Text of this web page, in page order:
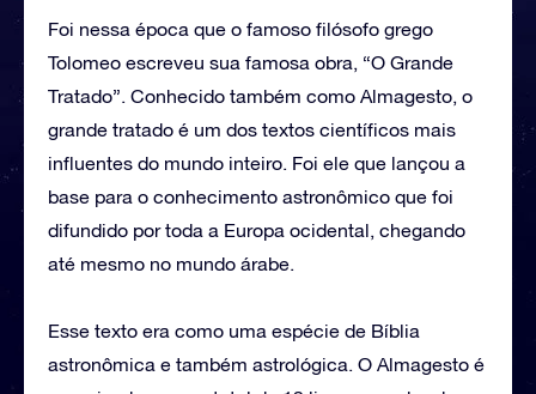
Foi nessa época que o famoso filósofo grego
Tolomeo escreveu sua famosa obra, “O Grande
Tratado”. Conhecido também como Almagesto, o
grande tratado é um dos textos científicos mais
influentes do mundo inteiro. Foi ele que lançou a
base para o conhecimento astronômico que foi
difundido por toda a Europa ocidental, chegando
até mesmo no mundo árabe.
Esse texto era como uma espécie de Bíblia
astronômica e também astrológica. O Almagesto é